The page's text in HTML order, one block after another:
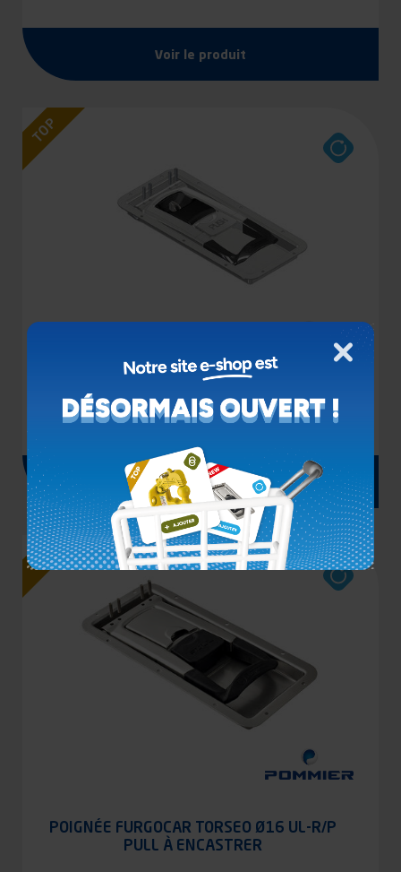
Voir le produit
TOP
POIGNÉE FURGOCAR TORSEO Ø16 SH-RPL/P
PUSH À ENCASTRER
Voir le produit
TOP
POIGNÉE FURGOCAR TORSEO Ø16 UL-R/P
PULL À ENCASTRER